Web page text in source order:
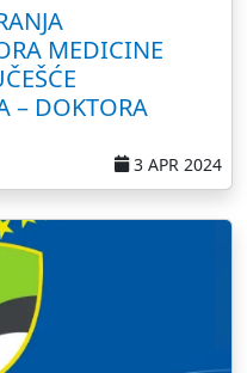
MEDICINE
– DOKTORA
3 APR 2024